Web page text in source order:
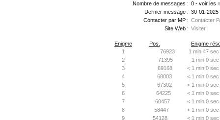
Nombre de messages : 0 - voir les
Dernier message : 30-01-2025
Contacter par MP : Contacter
Site Web : Visiter
Enigme Pos.
Enigme
1
76923
1 min 47
2
71395
1 min 0
3
69168
< 1 min 0
4
68003
< 1 min 0
5
67302
< 1 min 0
6
64225
< 1 min 0
7
60457
< 1 min 0
8
58447
< 1 min 0
9
54128
< 1 min 0